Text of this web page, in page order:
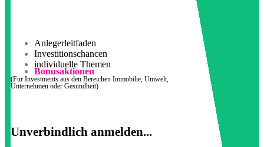
Anlegerleitfaden
Investitionschancen
individuelle Themen
Bonusaktionen
(Für Investments aus den Bereichen Immobilie, Umwelt,
Unternehmen oder Gesundheit)
Unverbindlich anmelden...